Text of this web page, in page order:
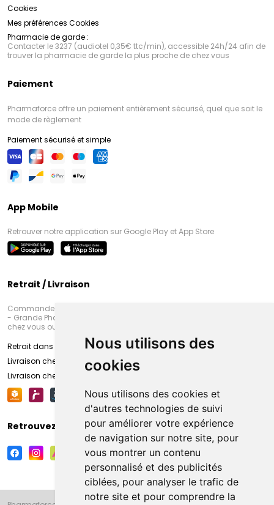
Nous utilisons des
cookies
Nous utilisons des cookies et
d'autres technologies de suivi
pour améliorer votre expérience
de navigation sur notre site, pour
vous montrer un contenu
personnalisé et des publicités
ciblées, pour analyser le trafic de
notre site et pour comprendre la
Cookies
Mes préférences Cookies
Pharmacie de garde :
Contacter le 3237 (audiotel 0,35€ ttc/min), accessible 24h/24 afin de
trouver la pharmacie de garde la plus proche de chez vous
Paiement
Pharmaforce offre un paiement entièrement sécurisé, quel que soit le
mode de règlement
Paiement sécurisé et simple
App Mobile
Retrouver notre application sur Google Play et App Store
Retrait / Livraison
Commandez en ligne et venez chercher votre commande à Amiens
- Grande Pharmacie d’Amiens (Fachon) ou recevez-là rapidement
chez vous ou en point retrait
Retrait dans la pharmacie d’Amiens
Livraison chez vous
Livraison chez votre commerçant
Retrouvez-nous sur vos réseaux sociaux